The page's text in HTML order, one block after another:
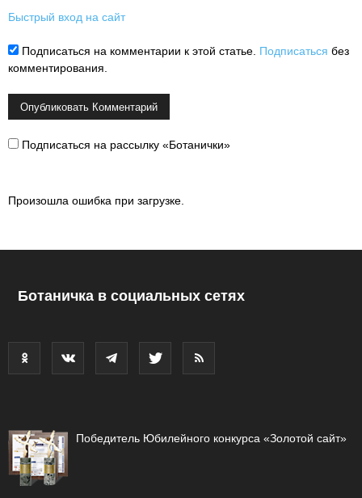
Быстрый вход на сайт
Подписаться на комментарии к этой статье. Подписаться без
комментирования.
Подписаться на рассылку «Ботанички»
Произошла ошибка при загрузке.
Ботаничка в социальных сетях
Победитель Юбилейного конкурса «Золотой сайт»